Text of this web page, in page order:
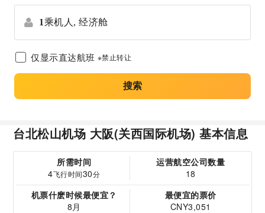
1乘机人, 经济舱
仅显示直达航班 ※禁止转让
搜索
台北松山机场 大阪(关西国际机场) 基本信息
所需时间
4飞行时间30分
运营航空公司数量
18
机票什麽时候最便宜？
8月
最便宜的票价
CNY3,051